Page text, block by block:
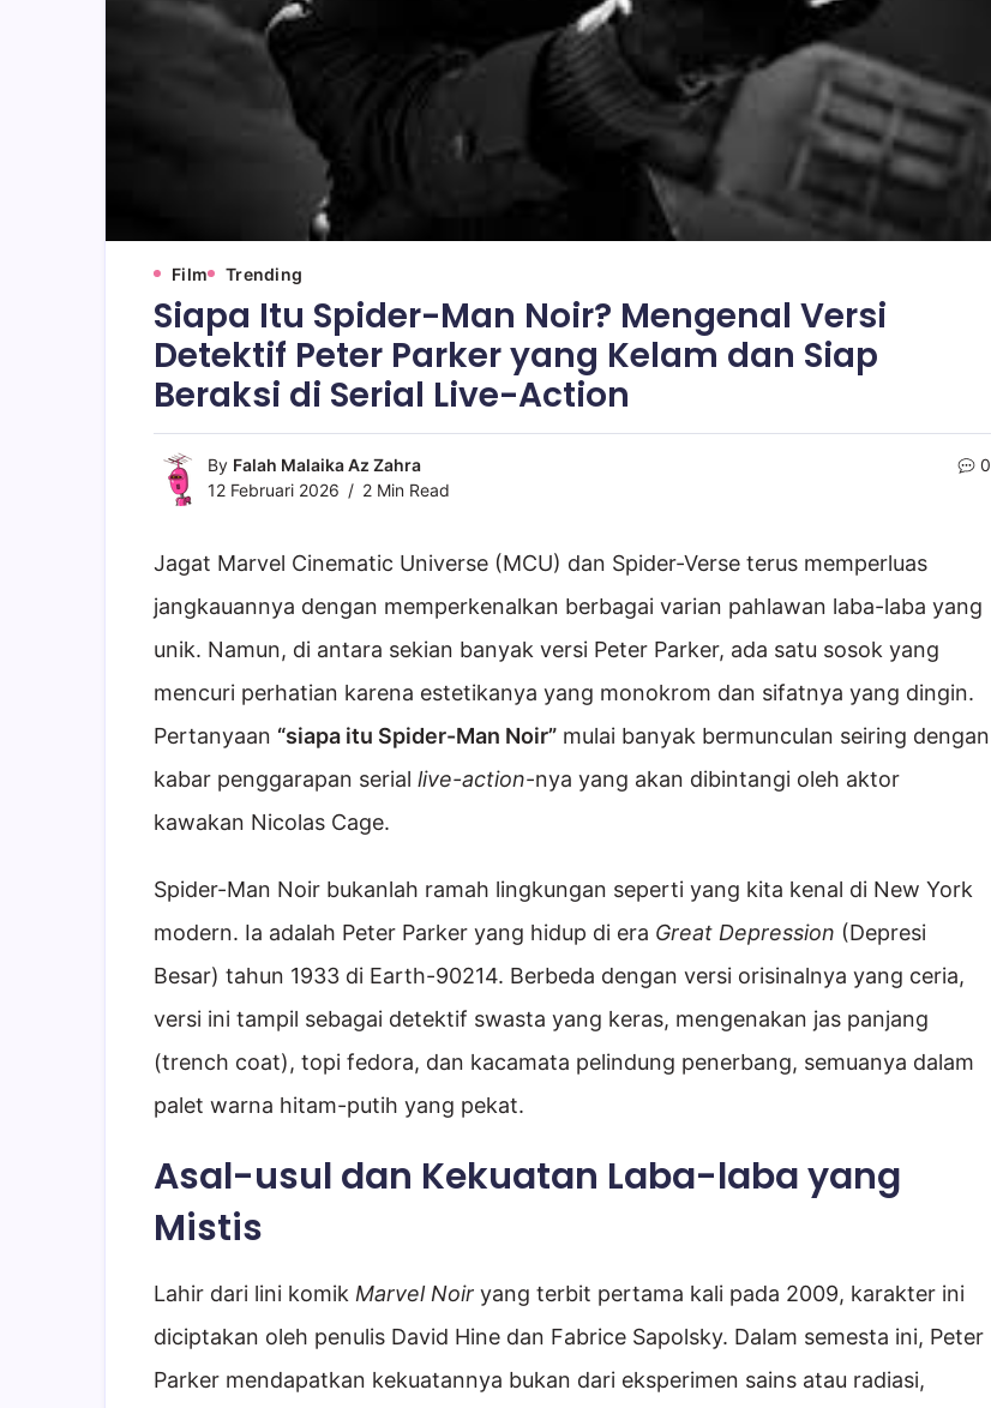
Film Trending
Siapa Itu Spider-Man Noir? Mengenal Versi
Detektif Peter Parker yang Kelam dan Siap
Beraksi di Serial Live-Action
By Falah Malaika Az Zahra
12 Februari 2026
2 Min Read
0
Jagat Marvel Cinematic Universe (MCU) dan Spider-Verse terus memperluas
jangkauannya dengan memperkenalkan berbagai varian pahlawan laba-laba yang
unik. Namun, di antara sekian banyak versi Peter Parker, ada satu sosok yang
mencuri perhatian karena estetikanya yang monokrom dan sifatnya yang dingin.
Pertanyaan “siapa itu Spider-Man Noir” mulai banyak bermunculan seiring dengan
kabar penggarapan serial live-action-nya yang akan dibintangi oleh aktor
kawakan Nicolas Cage.
Spider-Man Noir bukanlah ramah lingkungan seperti yang kita kenal di New York
modern. Ia adalah Peter Parker yang hidup di era Great Depression (Depresi
Besar) tahun 1933 di Earth-90214. Berbeda dengan versi orisinalnya yang ceria,
versi ini tampil sebagai detektif swasta yang keras, mengenakan jas panjang
(trench coat), topi fedora, dan kacamata pelindung penerbang, semuanya dalam
palet warna hitam-putih yang pekat.
Asal-usul dan Kekuatan Laba-laba yang
Mistis
Lahir dari lini komik Marvel Noir yang terbit pertama kali pada 2009, karakter ini
diciptakan oleh penulis David Hine dan Fabrice Sapolsky. Dalam semesta ini, Peter
Parker mendapatkan kekuatannya bukan dari eksperimen sains atau radiasi,